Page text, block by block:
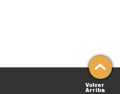
Volver
Arriba